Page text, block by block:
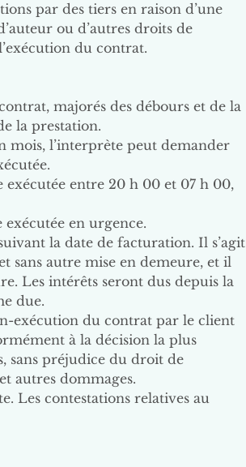
par des tiers en raison d’une
ou d’autres droits de
du contrat.
majorés des débours et de la
la prestation.
mois, l’interprète peut demander
exécutée entre 20 h 00 et 07 h 00,
en urgence.
la date de facturation. Il s’agit
sans autre mise en demeure, et il
Les intérêts seront dus depuis la
due.
exécution du contrat par le client
à la décision la plus
sans préjudice du droit de
autres dommages.
Les contestations relatives au